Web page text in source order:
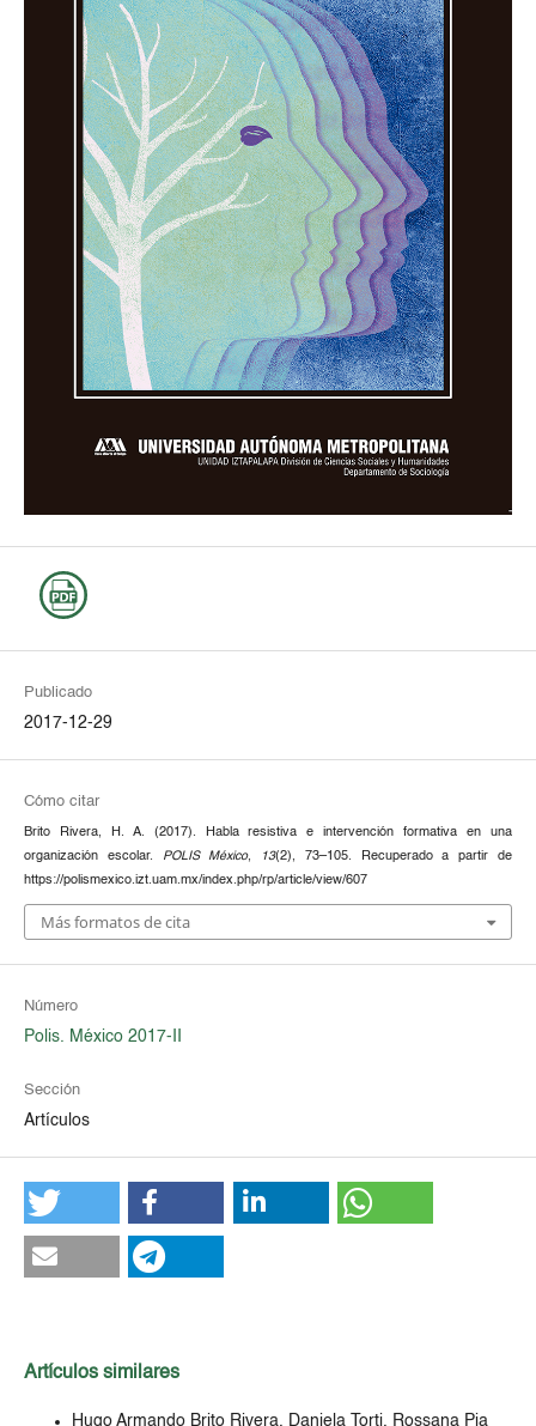
Publicado
2017-12-29
Cómo citar
Brito Rivera, H. A. (2017). Habla resistiva e intervención formativa en una
organización escolar.
POLIS México, 13(2), 73–105. Recuperado a partir de
https://polismexico.izt.uam.mx/index.php/rp/article/view/607
Más formatos de cita
Número
Polis. México 2017-II
Sección
Artículos
Artículos similares
Hugo Armando Brito Rivera, Daniela Torti, Rossana Pia